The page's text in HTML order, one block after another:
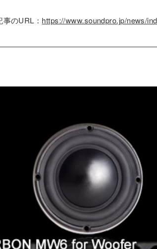
事のURL： https://www.soundpro.jp/news/